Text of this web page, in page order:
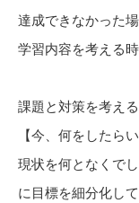
達成できなかった
学習内容を考える
課題と対策を考え
【今、何をしたら
現状を何となくで
に目標を細分化し